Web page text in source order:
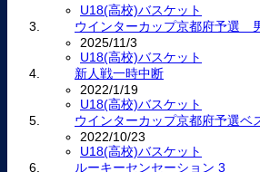
U18(高校)バスケット
ウインターカップ京都府予選
2025/11/3
U18(高校)バスケット
新人戦一時中断
2022/1/19
U18(高校)バスケット
ウインターカップ京都府予選ベ
2022/10/23
U18(高校)バスケット
ルーキーセンセーション 3